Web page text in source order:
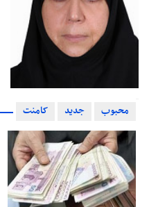
محبوب جدید کامنت